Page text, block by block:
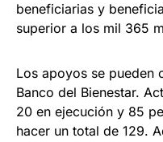
beneficiarias y
superior a los mil 365
Los apoyos se pueden
Banco del Bienestar.
20 en ejecución y 85
hacer un total de 129.